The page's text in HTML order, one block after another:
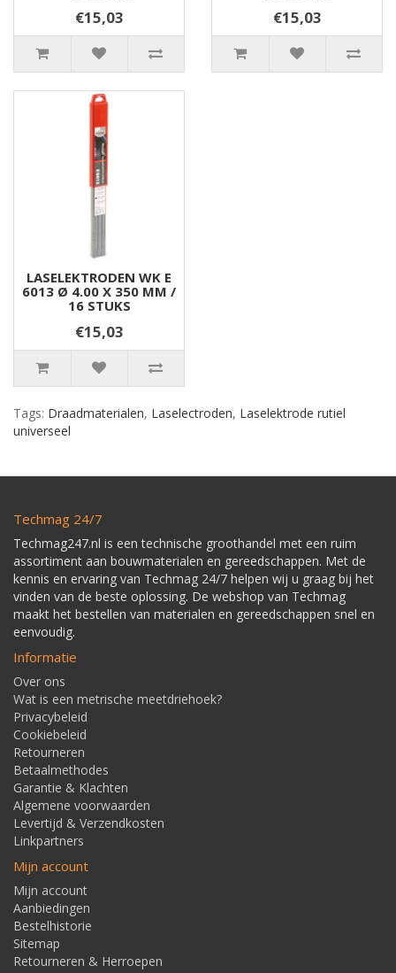
€15,03 €15,03
LASELEKTRODEN WK E
6013 Ø 4.00 X 350 MM /
16 STUKS
€15,03
Tags: Draadmaterialen, Laselectroden, Laselektrode rutiel
universeel
Techmag 24/7
Techmag247.nl is een technische groothandel met een ruim
assortiment aan bouwmaterialen en gereedschappen. Met de
kennis en ervaring van Techmag 24/7 helpen wij u graag bij het
vinden van de beste oplossing. De webshop van Techmag
maakt het bestellen van materialen en gereedschappen snel en
eenvoudig.
Informatie
Over ons
Wat is een metrische meetdriehoek?
Privacybeleid
Cookiebeleid
Retourneren
Betaalmethodes
Garantie & Klachten
Algemene voorwaarden
Levertijd & Verzendkosten
Linkpartners
Mijn account
Mijn account
Aanbiedingen
Bestelhistorie
Sitemap
Retourneren & Herroepen